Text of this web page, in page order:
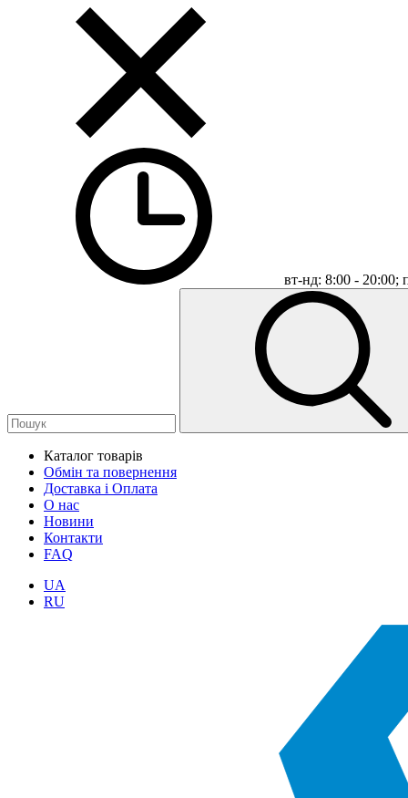
вт-нд: 8:00 - 20:00;
Каталог товарів
Обмін та повернення
Доставка і Оплата
О нас
Новини
Контакти
FAQ
UA
RU